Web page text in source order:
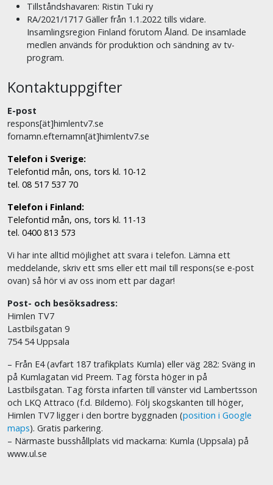
Tillståndshavaren: Ristin Tuki ry
RA/2021/1717 Gäller från 1.1.2022 tills vidare.
Insamlingsregion Finland förutom Åland. De insamlade
medlen används för produktion och sändning av tv-
program.
Kontaktuppgifter
E-post
respons[ät]himlentv7.se
fornamn.efternamn[ät]himlentv7.se
Telefon i Sverige:
Telefontid mån, ons, tors kl. 10-12
tel. 08 517 537 70
Telefon i Finland:
Telefontid mån, ons, tors kl. 11-13
tel. 0400 813 573
Vi har inte alltid möjlighet att svara i telefon. Lämna ett
meddelande, skriv ett sms eller ett mail till respons(se e-post
ovan) så hör vi av oss inom ett par dagar!
Post- och besöksadress:
Himlen TV7
Lastbilsgatan 9
754 54 Uppsala
– Från E4 (avfart 187 trafikplats Kumla) eller väg 282: Sväng in
på Kumlagatan vid Preem. Tag första höger in på
Lastbilsgatan. Tag första infarten till vänster vid Lambertsson
och LKQ Attraco (f.d. Bildemo). Följ skogskanten till höger,
Himlen TV7 ligger i den bortre byggnaden (position i Google
maps). Gratis parkering.
– Närmaste busshållplats vid mackarna: Kumla (Uppsala) på
www.ul.se